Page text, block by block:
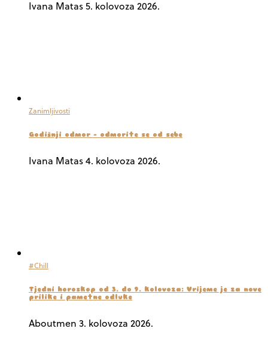
Ivana Matas5. kolovoza 2026.
Zanimljivosti
Godišnji odmor – odmorite se od sebe
Ivana Matas4. kolovoza 2026.
#Chill
Tjedni horoskop od 3. do 9. kolovoza: Vrijeme je za nove
prilike i pametne odluke
Aboutmen 3. kolovoza 2026.